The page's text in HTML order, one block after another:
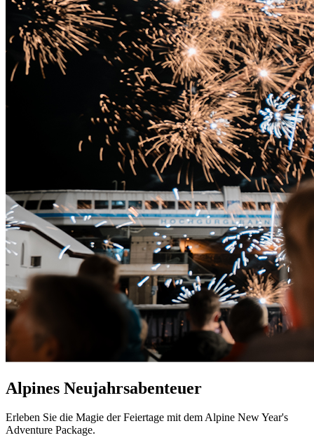
Alpines Neujahrsabenteuer
Erleben Sie die Magie der Feiertage mit dem Alpine New Year's
Adventure Package.